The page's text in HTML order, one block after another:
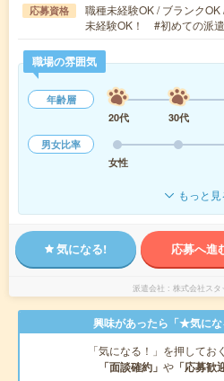
応募資格
職種未経験OK / ブランクOK
未経験OK！ #初めての派
職場の雰囲気
年齢層
20代
30代
男女比率
女性
もっと見
気になる! 応募へ進
派遣会社 株式会社スタ
興味があったら「★気にな
「気になる！」を押してお
「面談確約」 や 「応募歓